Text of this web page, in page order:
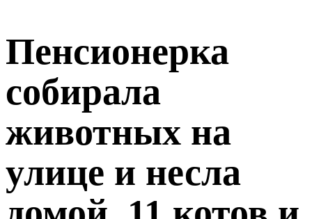
Пенсионерка
собирала
животных на
улице и несла